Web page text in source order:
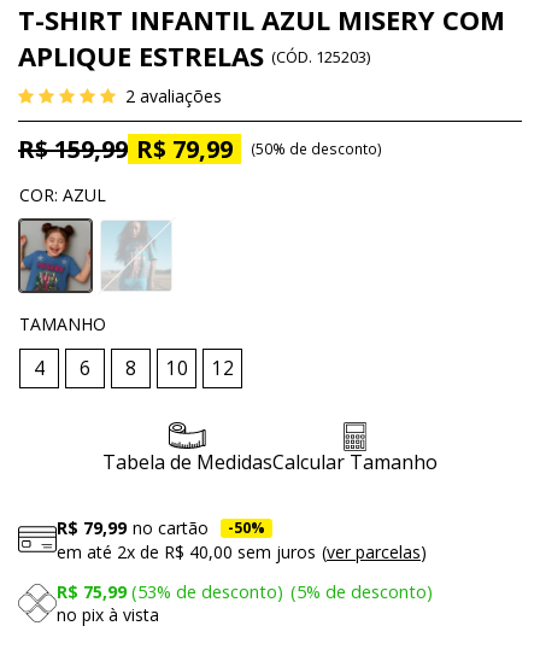
T-SHIRT INFANTIL AZUL MISERY COM
APLIQUE ESTRELAS (CÓD. 125203)
2 avaliações
R$ 159,99 R$ 79,99 50% de desconto
COR: AZUL
TAMANHO
4 6 8 10 12
Tabela de MedidasCalcular Tamanho
R$ 79,99 no cartão 50%
em até 2x de R$ 40,00 sem juros ver parcelas
R$ 75,99
no pix à vista
53% de desconto 5% de desconto